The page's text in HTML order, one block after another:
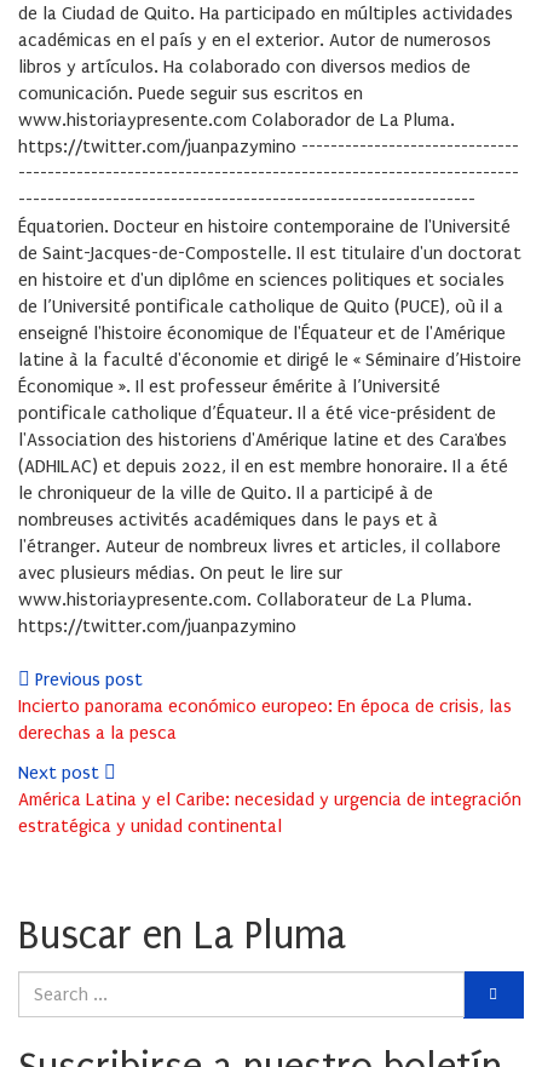
de la Ciudad de Quito. Ha participado en múltiples actividades
académicas en el país y en el exterior. Autor de numerosos
libros y artículos. Ha colaborado con diversos medios de
comunicación. Puede seguir sus escritos en
www.historiaypresente.com Colaborador de La Pluma.
https://twitter.com/juanpazymino ------------------------------
---------------------------------------------------------------------
---------------------------------------------------------------
Équatorien. Docteur en histoire contemporaine de l'Université
de Saint-Jacques-de-Compostelle. Il est titulaire d'un doctorat
en histoire et d'un diplôme en sciences politiques et sociales
de l’Université pontificale catholique de Quito (PUCE), où il a
enseigné l'histoire économique de l'Équateur et de l'Amérique
latine à la faculté d'économie et dirigé le « Séminaire d’Histoire
Économique ». Il est professeur émérite à l’Université
pontificale catholique d’Équateur. Il a été vice-président de
l'Association des historiens d'Amérique latine et des Caraïbes
(ADHILAC) et depuis 2022, il en est membre honoraire. Il a été
le chroniqueur de la ville de Quito. Il a participé à de
nombreuses activités académiques dans le pays et à
l'étranger. Auteur de nombreux livres et articles, il collabore
avec plusieurs médias. On peut le lire sur
www.historiaypresente.com. Collaborateur de La Pluma.
https://twitter.com/juanpazymino
Previous post
Incierto panorama económico europeo: En época de crisis, las
derechas a la pesca
Next post
América Latina y el Caribe: necesidad y urgencia de integración
estratégica y unidad continental
Buscar en La Pluma